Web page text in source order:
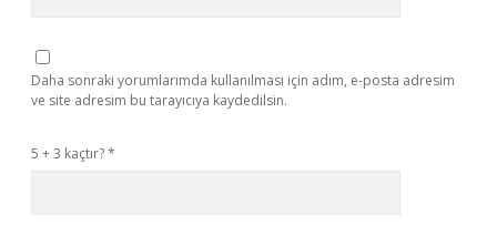
Daha sonraki yorumlarımda kullanılması için adım, e-posta adresim
ve site adresim bu tarayıcıya kaydedilsin.
5 + 3 kaçtır?*